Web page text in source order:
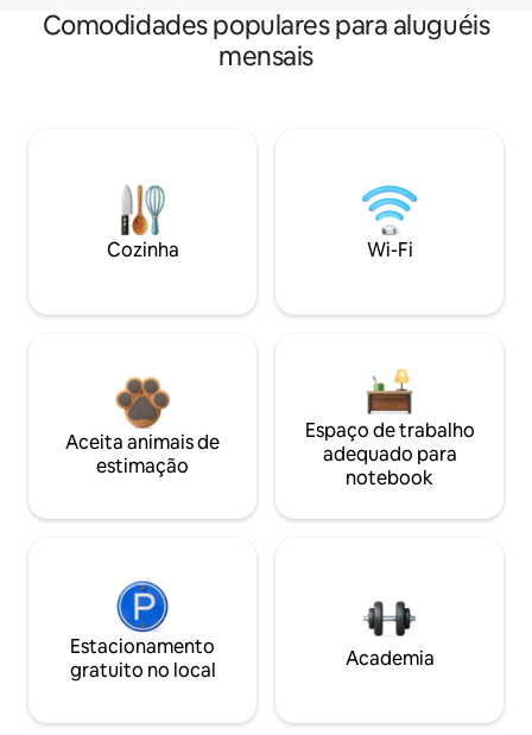
Comodidades populares para aluguéis
mensais
Cozinha Wi-Fi
Aceita animais de
estimação
Espaço de trabalho
adequado para
notebook
Estacionamento
gratuito no local
Academia